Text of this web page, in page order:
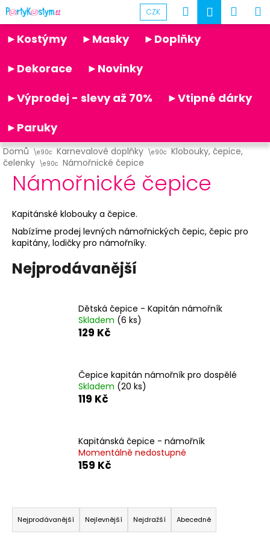
Přejít
na
obsah
CZK Hledat
►Kostýmy ►Masky
►Doplňky
►Dekorace
►Novinky
►Výprodej - slevy až 70%
►Vtipné dárky
►Paruky
Domů Karnevalové doplňky
Klobouky, čepice,
čelenky
Námořnické čepice
Námořnické čepice
Kapitánské klobouky a čepice.
Nabízíme prodej levných námořnických čepic, čepic pro
kapitány, lodičky pro námořníky.
Nejprodávanější
Dětská čepice - Kapitán námořník
Skladem (6 ks)
129 Kč
Čepice kapitán námořník pro dospělé
Skladem (20 ks)
119 Kč
Kapitánská čepice - námořník
Momentálně nedostupné
159 Kč
Ř
a
Nejprodávanější Nejlevnější Nejdražší Abecedně
K
o
C
p
t
ř
e
b
u
j
e
t
n
u
Partykostym.cz - online